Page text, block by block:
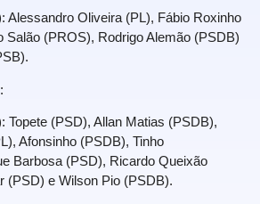
Alessandro Oliveira (PL), Fábio Roxinho
Salão (PROS), Rodrigo Alemão (PSDB)
Topete (PSD), Allan Matias (PSDB),
Afonsinho (PSDB), Tinho
Barbosa (PSD), Ricardo Queixão
(PSD) e Wilson Pio (PSDB).